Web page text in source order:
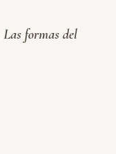
Las formas del